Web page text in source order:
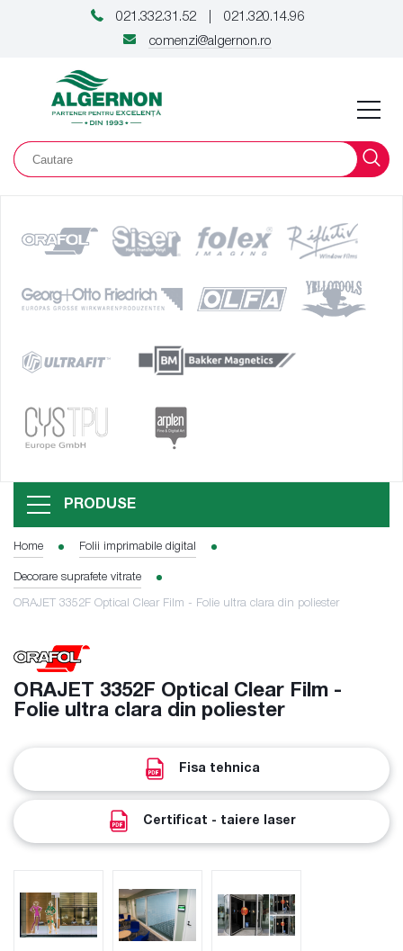
021.332.31.52
021.320.14.96
comenzi@algernon.ro
PRODUSE
Home Folii imprimabile digital
Decorare suprafete vitrate
ORAJET 3352F Optical Clear Film - Folie ultra clara din poliester
ORAJET 3352F Optical Clear Film -
Folie ultra clara din poliester
Fisa tehnica
Certificat - taiere laser